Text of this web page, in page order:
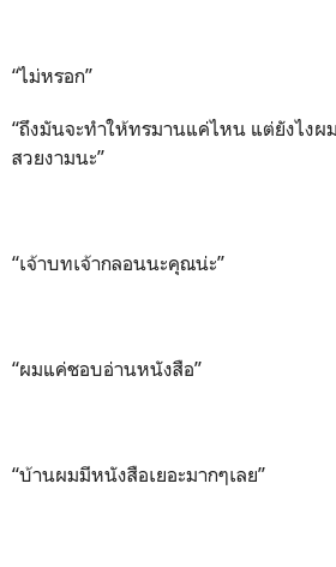
“ไม่หรอก”
“ถึงมันจะทำให้ทรมานแค่ไหน แต่ยังไงผ
สวยงามนะ”
“เจ้าบทเจ้ากลอนนะคุณน่ะ”
“ผมแค่ชอบอ่านหนังสือ”
“บ้านผมมีหนังสือเยอะมากๆเลย”